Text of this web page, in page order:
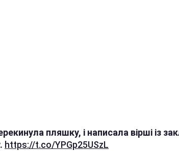
пляшку, і написала вірші із
https://t.co/YPGp25USzL